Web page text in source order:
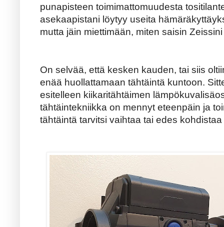
punapisteen toimimattomuudesta
asekaapistani löytyy useita
mutta jäin miettimään, miten saisin
On selvää, että kesken kauden, tai siis
enää huollattamaan tähtäintä kuntoon.
esitelleen kiikaritähtäimen
tähtäintekniikka on mennyt eteenpäin ja
tähtäintä tarvitsi vaihtaa tai edes